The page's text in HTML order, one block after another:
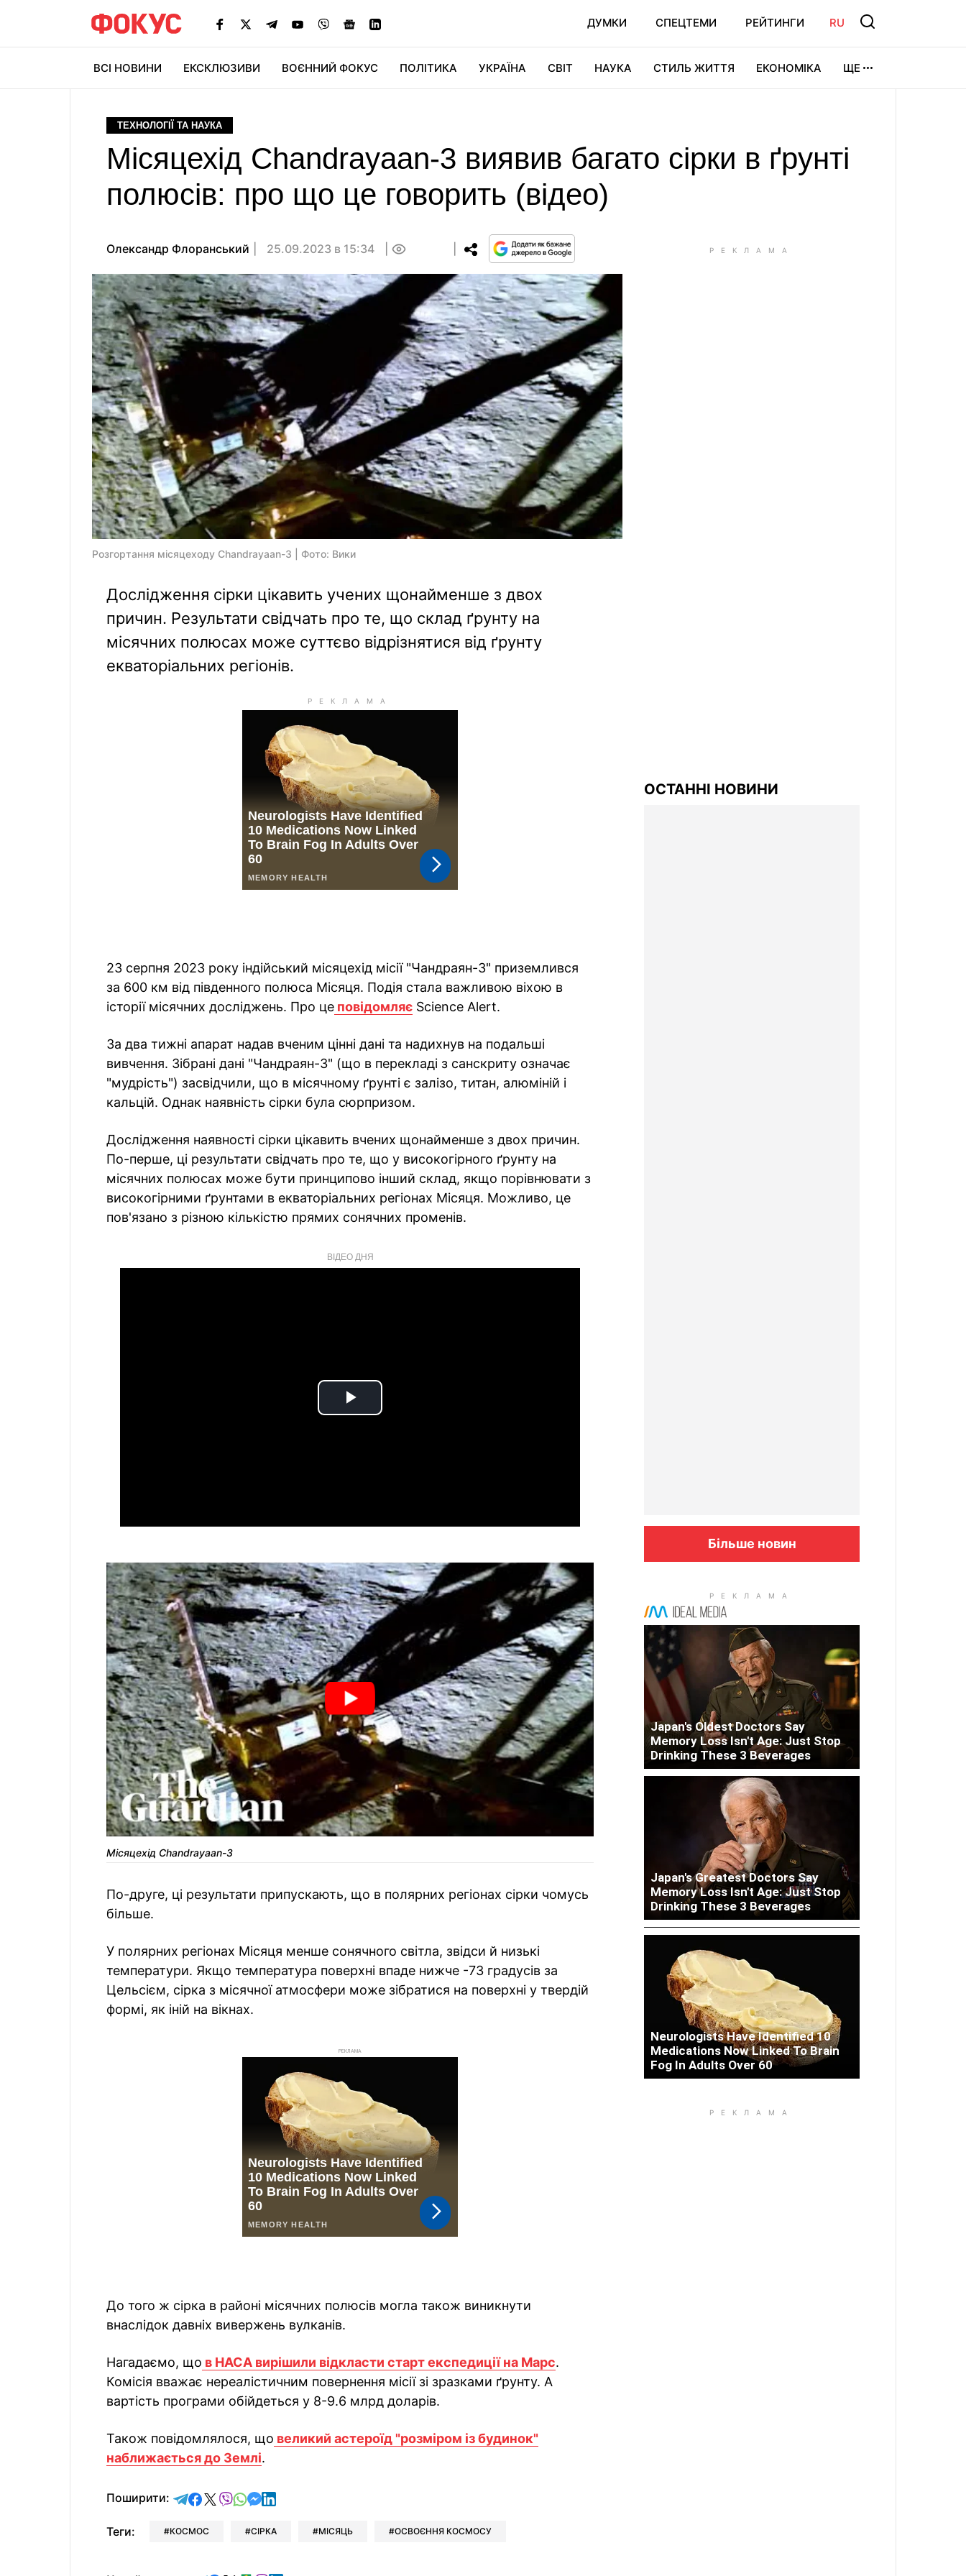
ДУМКИ СПЕЦТЕМИ РЕЙТИНГИ RU
ВСІ НОВИНИ ЕКСКЛЮЗИВИ ВОЄННИЙ ФОКУС ПОЛІТИКА УКРАЇНА СВІТ НАУКА СТИЛЬ ЖИТТЯ ЕКОНОМІКА ЩЕ
ТЕХНОЛОГІЇ ТА НАУКА
Місяцехід Chandrayaan-3 виявив багато сірки в ґрунті
полюсів: про що це говорить (відео)
Олександр Флоранський 25.09.2023 в 15:34
Розгортання місяцеходу Chandrayaan-3 | Фото: Вики
Дослідження сірки цікавить учених щонайменше з двох
причин. Результати свідчать про те, що склад ґрунту на
місячних полюсах може суттєво відрізнятися від ґрунту
екваторіальних регіонів.
23 серпня 2023 року індійський місяцехід місії "Чандраян-3" приземлився
за 600 км від південного полюса Місяця. Подія стала важливою віхою в
історії місячних досліджень. Про це повідомляє Science Alert.
За два тижні апарат надав вченим цінні дані та надихнув на подальші
вивчення. Зібрані дані "Чандраян-3" (що в перекладі з санскриту означає
"мудрість") засвідчили, що в місячному ґрунті є залізо, титан, алюміній і
кальцій. Однак наявність сірки була сюрпризом.
Дослідження наявності сірки цікавить вчених щонайменше з двох причин.
По-перше, ці результати свідчать про те, що у високогірного ґрунту на
місячних полюсах може бути принципово інший склад, якщо порівнювати з
високогірними ґрунтами в екваторіальних регіонах Місяця. Можливо, це
пов'язано з різною кількістю прямих сонячних променів.
ВІДЕО ДНЯ
Play
Місяцехід Chandrayaan-3
По-друге, ці результати припускають, що в полярних регіонах сірки чомусь
більше.
У полярних регіонах Місяця менше сонячного світла, звідси й низькі
температури. Якщо температура поверхні впаде нижче -73 градусів за
Цельсієм, сірка з місячної атмосфери може зібратися на поверхні у твердій
формі, як іній на вікнах.
РЕКЛАМА
До того ж сірка в районі місячних полюсів могла також виникнути
внаслідок давніх вивержень вулканів.
Нагадаємо, що в НАСА вирішили відкласти старт експедиції на Марс.
Комісія вважає нереалістичним повернення місії зі зразками ґрунту. А
вартість програми обійдеться у 8-9.6 млрд доларів.
Також повідомлялося, що великий астероїд "розміром із будинок"
наближається до Землі.
Поширити: відправити у Telegram
поділитись у Facebook
поділитись у X
відправити у Viber
відправити у Whatsapp
відправити у Messenger
відправити у LinkedIn
Теги: КОСМОС СІРКА МІСЯЦЬ ОСВОЄННЯ КОСМОСУ
ОСТАННІ НОВИНИ
Більше новин
Japan's Oldest Doctors Say
Memory Loss Isn't Age: Just Stop
Drinking These 3 Beverages
Japan's Greatest Doctors Say
Memory Loss Isn't Age: Just Stop
Drinking These 3 Beverages
Columbus: High Blood Sugar
Patients Are Quietly Using This
Liver Fix
Neurologists Have Identified 10
Medications Now Linked To Brain
Fog In Adults Over 60